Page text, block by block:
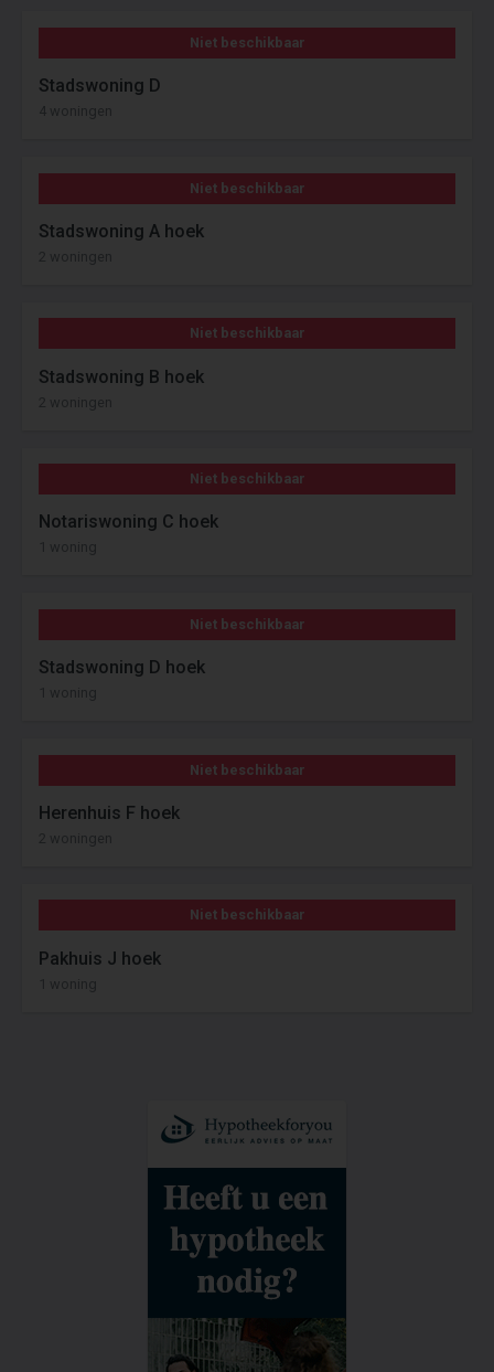
Niet beschikbaar
Stadswoning D
4 woningen
Niet beschikbaar
Stadswoning A hoek
2 woningen
Niet beschikbaar
Stadswoning B hoek
2 woningen
Niet beschikbaar
Notariswoning C hoek
1 woning
Niet beschikbaar
Stadswoning D hoek
1 woning
Niet beschikbaar
Herenhuis F hoek
2 woningen
Niet beschikbaar
Pakhuis J hoek
1 woning